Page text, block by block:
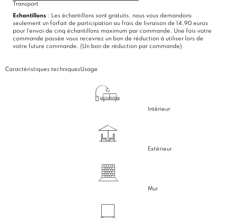
Transport
Echantillons : Les échantillons sont gratuits, nous vous demandons
seulement un forfait de participation au frais de livraison de 14,90 euros
pour l'envoi de cinq échantillons maximum par commande. Une fois votre
commande passée vous recevrez un bon de réduction à utiliser lors de
votre future commande. (Un bon de réduction par commande).
Caractéristiques techniquesUsage
Intérieur
Extérieur
Mur